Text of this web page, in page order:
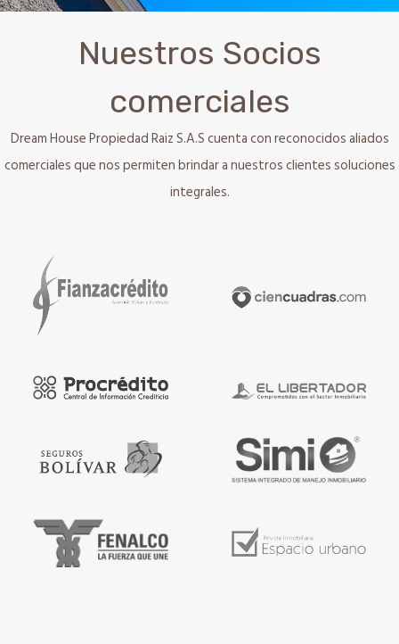
Nuestros Socios
comerciales
Dream House Propiedad Raiz S.A.S cuenta con reconocidos aliados
comerciales que nos permiten brindar a nuestros clientes soluciones
integrales.